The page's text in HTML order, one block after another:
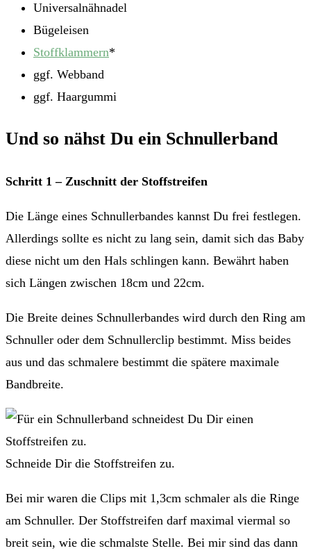
Universalnähnadel
Bügeleisen
Stoffklammern*
ggf. Webband
ggf. Haargummi
Und so nähst Du ein Schnullerband
Schritt 1 – Zuschnitt der Stoffstreifen
Die Länge eines Schnullerbandes kannst Du frei festlegen.
Allerdings sollte es nicht zu lang sein, damit sich das Baby
diese nicht um den Hals schlingen kann. Bewährt haben
sich Längen zwischen 18cm und 22cm.
Die Breite deines Schnullerbandes wird durch den Ring am
Schnuller oder dem Schnullerclip bestimmt. Miss beides
aus und das schmalere bestimmt die spätere maximale
Bandbreite.
Schneide Dir die Stoffstreifen zu.
Bei mir waren die Clips mit 1,3cm schmaler als die Ringe
am Schnuller. Der Stoffstreifen darf maximal viermal so
breit sein, wie die schmalste Stelle. Bei mir sind das dann